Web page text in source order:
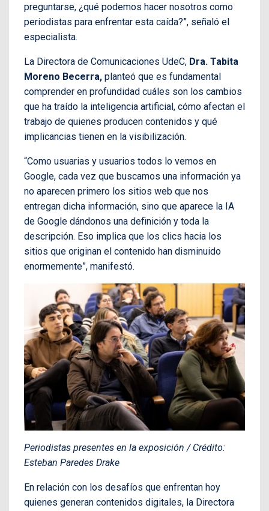
preguntarse, ¿qué podemos hacer nosotros como
periodistas para enfrentar esta caída?”, señaló el
especialista.
La Directora de Comunicaciones UdeC, Dra. Tabita
Moreno Becerra, planteó que es fundamental
comprender en profundidad cuáles son los cambios
que ha traído la inteligencia artificial, cómo afectan el
trabajo de quienes producen contenidos y qué
implicancias tienen en la visibilización.
“Como usuarias y usuarios todos lo vemos en
Google, cada vez que buscamos una información ya
no aparecen primero los sitios web que nos
entregan dicha información, sino que aparece la IA
de Google dándonos una definición y toda la
descripción. Eso implica que los clics hacia los
sitios que originan el contenido han disminuido
enormemente”, manifestó.
Periodistas presentes en la exposición / Crédito:
Esteban Paredes Drake
En relación con los desafíos que enfrentan hoy
quienes generan contenidos digitales, la Directora